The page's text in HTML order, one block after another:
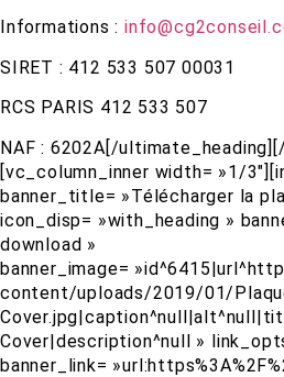
Informations :
SIRET : 412 533 507 00031
RCS PARIS 412 533 507
NAF : 6202A[/
[vc_column_inner width= »1/
banner_title= »Télécharger la
icon_disp= »with_heading »
download »
banner_image=
content/uploads/2019/01/
Cover|description^null »
banner_link=